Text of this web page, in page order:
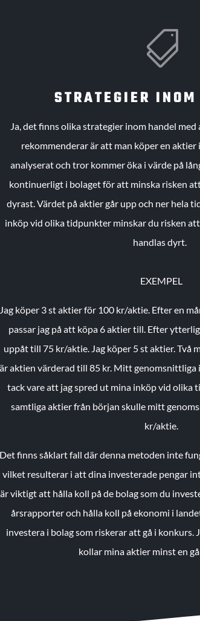

STRATEGIER
Ja, det finns olika strategier inom handel
rekommenderar är att man köper en
analyserat och tror kommer öka i värde på
kontinuerligt i bolaget för att minska risken
dyrast. Värdet på aktier går upp och ner hela
inköp vid olika tidpunkter minskar du risken
handlas dyrt.
EXEMPEL
Jag köper 3 st aktier för 100 kr/aktie. Efter en
passar jag på att köpa 6 aktier till. Efter
uppåt till 75 kr/aktie. Jag köper 5 st aktier.Två
är aktien värderad till 85 kr. Mitt genomsnittliga
tack vare att jag spred ut mina inköp vid olika
samtliga aktier från början skulle mitt
kr/aktie.
Det finns såklart fall där denna metoden inte
vilket resulterar i att dina investerade pengar
är viktigt att hålla koll på de bolag som du
årsrapporter och hålla koll på ekonomi i
investera i bolag som riskerar att gå i konkurs.
kollar mina aktier minst en